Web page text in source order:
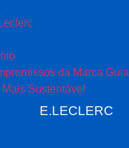
da Marca Guia
Sustentável
E.LECLERC